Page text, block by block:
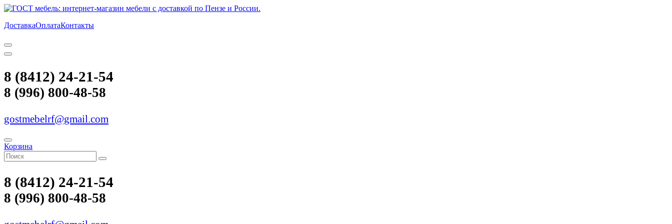
ДоставкаОплатаКонтакты
8 (8412) 24-21-54
8 (996) 800-48-58
gostmebelrf@gmail.com
Корзина
8 (8412) 24-21-54
8 (996) 800-48-58